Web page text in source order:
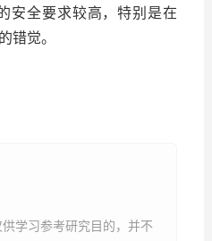
全要求较高，特别是在
错觉。
学习参考研究目的，并不